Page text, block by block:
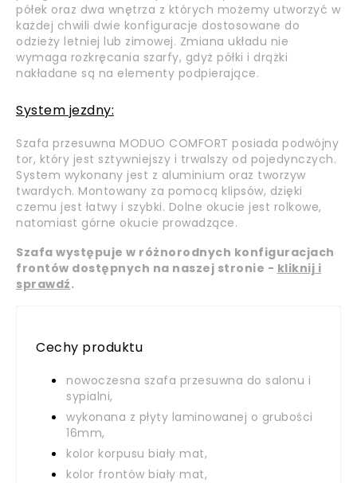
półek oraz dwa wnętrza z których możemy utworzyć w
każdej chwili dwie konfiguracje dostosowane do
odzieży letniej lub zimowej. Zmiana układu nie
wymaga rozkręcania szarfy, gdyż półki i drążki
nakładane są na elementy podpierające.
System jezdny:
Szafa przesuwna MODUO COMFORT posiada podwójny
tor, który jest sztywniejszy i trwalszy od pojedynczych.
System wykonany jest z aluminium oraz tworzyw
twardych. Montowany za pomocą klipsów, dzięki
czemu jest łatwy i szybki. Dolne okucie jest rolkowe,
natomiast górne okucie prowadzące.
Szafa występuje w różnorodnych konfiguracjach
frontów dostępnych na naszej stronie - kliknij i
sprawdź.
Cechy produktu
nowoczesna szafa przesuwna do salonu i
sypialni,
wykonana z płyty laminowanej o grubości
16mm,
kolor korpusu biały mat,
kolor frontów biały mat,